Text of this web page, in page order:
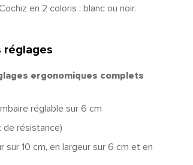
en 2 coloris : blanc ou noir.
réglages
ergonomiques complets
réglable sur 6 cm
résistance)
sur 10 cm, en largeur sur 6 cm et en